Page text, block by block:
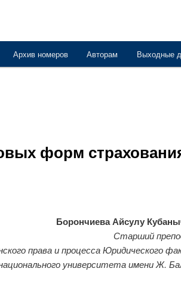
Архив номеров Авторам Выходные
форм
Борончиева Айсулу
Старший
права и процесса Юридического
университета имени Ж.